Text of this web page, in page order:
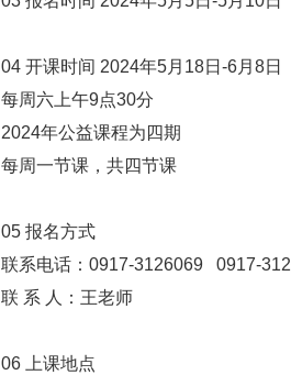
04 开课时间 2024年5月18日-6月8日
每周六上午9点30分
2024年公益课程为四期
每周一节课，共四节课
05 报名方式
联系电话：0917-3126069 0917-
联 系 人：王老师
06 上课地点